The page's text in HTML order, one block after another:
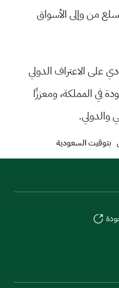
من وإلى الأسواق
على الاعتراف الدولي
في المملكة، ومعززًا
والدولي.
بتوقيت السعودية